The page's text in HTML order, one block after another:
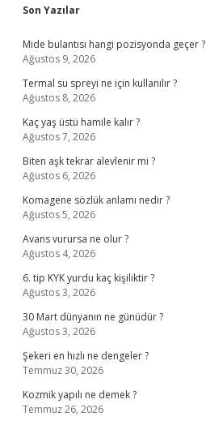
Sidebar
Son Yazılar
Mide bulantısı hangi pozisyonda geçer ?
Ağustos 9, 2026
Termal su spreyi ne için kullanılır ?
Ağustos 8, 2026
Kaç yaş üstü hamile kalır ?
Ağustos 7, 2026
Biten aşk tekrar alevlenir mi ?
Ağustos 6, 2026
Komagene sözlük anlamı nedir ?
Ağustos 5, 2026
Avans vurursa ne olur ?
Ağustos 4, 2026
6. tip KYK yurdu kaç kişiliktir ?
Ağustos 3, 2026
30 Mart dünyanın ne günüdür ?
Ağustos 3, 2026
Şekeri en hızlı ne dengeler ?
Temmuz 30, 2026
Kozmik yapılı ne demek ?
Temmuz 26, 2026